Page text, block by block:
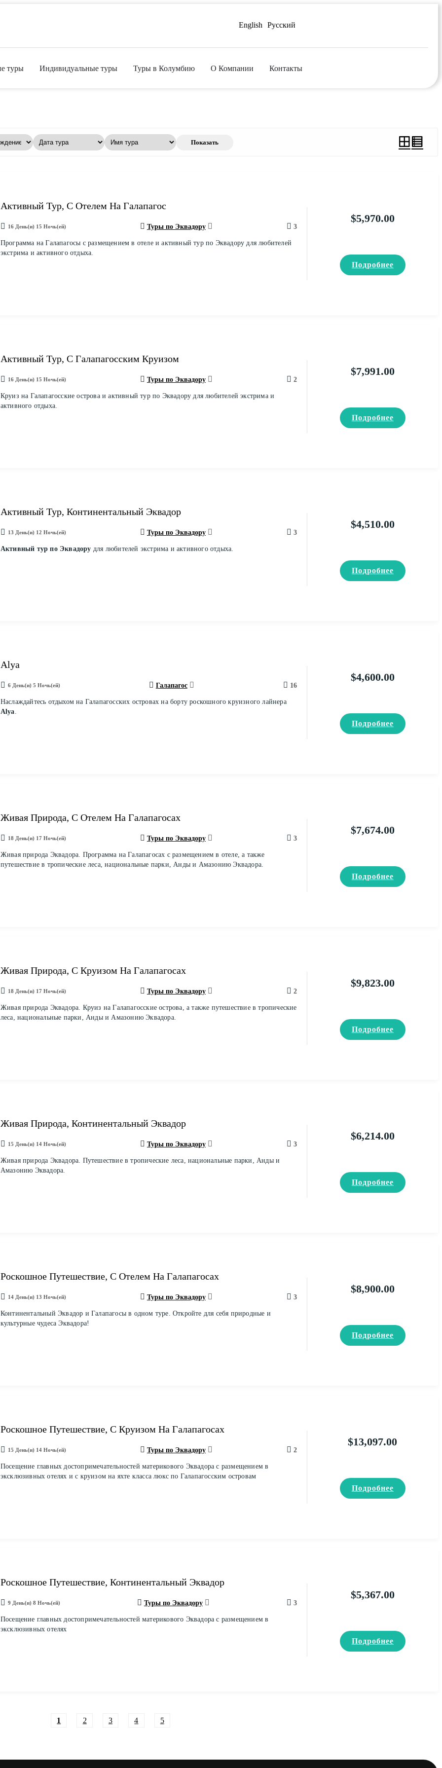
English Русский
туры Индивидуальные туры Туры в Колумбию О Компании Контакты
Показать
Активный Тур, С Отелем На Галапагос
16 День(и) 15 Ночь(ей) Туры по Эквадору 3
Программа на Галапагосы с размещением в отеле и активный тур по Эквадору для любителей
экстрима и активного отдыха.
$5,970.00
Подробнее
Активный Тур, С Галапагосским Круизом
16 День(и) 15 Ночь(ей) Туры по Эквадору 2
Круиз на Галапагосские острова и активный тур по Эквадору для любителей экстрима и
активного отдыха.
$7,991.00
Подробнее
Активный Тур, Континентальный Эквадор
13 День(и) 12 Ночь(ей) Туры по Эквадору 3
Активный тур по Эквадору для любителей экстрима и активного отдыха.
$4,510.00
Подробнее
Alya
6 День(и) 5 Ночь(ей) Галапагос 16
Наслаждайтесь отдыхом на Галапагосских островах на борту роскошного круизного лайнера
Alya
$4,600.00
Подробнее
Живая Природа, С Отелем На Галапагосах
18 День(и) 17 Ночь(ей) Туры по Эквадору 3
Живая природа Эквадора. Программа на Галапагосах с размещением в отеле, а также
путешествие в тропические леса, национальные парки, Анды и Амазонию Эквадора.
$7,674.00
Подробнее
Живая Природа, С Круизом На Галапагосах
18 День(и) 17 Ночь(ей) Туры по Эквадору 2
Живая природа Эквадора. Круиз на Галапагосские острова, а также путешествие в тропические
леса, национальные парки, Анды и Амазонию Эквадора.
$9,823.00
Подробнее
Живая Природа, Континентальный Эквадор
15 День(и) 14 Ночь(ей) Туры по Эквадору 3
Живая природа Эквадора. Путешествие в тропические леса, национальные парки, Анды и
Амазонию Эквадора.
$6,214.00
Подробнее
Роскошное Путешествие, С Отелем На Галапагосах
14 День(и) 13 Ночь(ей) Туры по Эквадору 3
Континентальный Эквадор и Галапагосы в одном туре. Откройте для себя природные и
культурные чудеса Эквадора!
$8,900.00
Подробнее
Роскошное Путешествие, С Круизом На Галапагосах
15 День(и) 14 Ночь(ей) Туры по Эквадору 2
Посещение главных достопримечательностей материкового Эквадора с размещением в
эксклюзивных отелях и с круизом на яхте класса люкс по Галапагосским островам
$13,097.00
Подробнее
Роскошное Путешествие, Континентальный Эквадор
9 День(и) 8 Ночь(ей) Туры по Эквадору 3
Посещение главных достопримечательностей материкового Эквадора с размещением в
эксклюзивных отелях
$5,367.00
Подробнее
1 2 3 4 5